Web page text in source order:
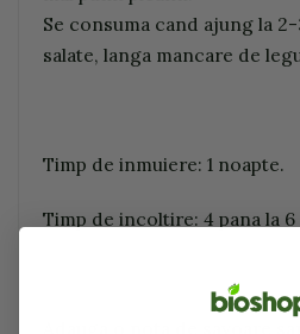
Se consuma cand ajung la
salate, langa mancare de
Timp de inmuiere: 1 noapte.
Timp de incoltire: 4 pana la 6